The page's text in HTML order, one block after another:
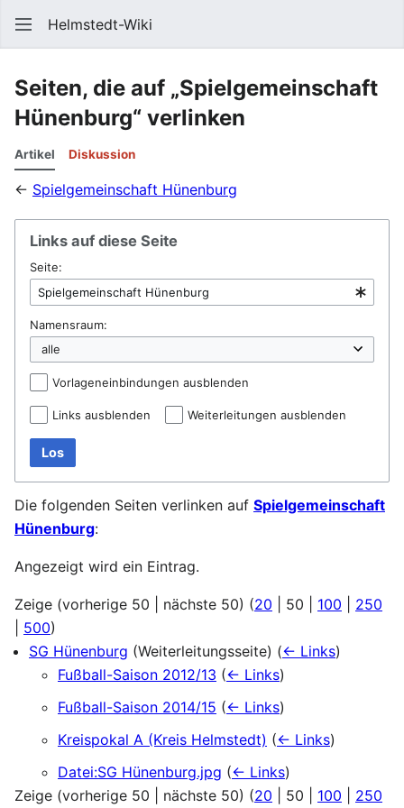
Helmstedt-Wiki
Seiten, die auf „Spielgemeinschaft
Hünenburg“ verlinken
Artikel Diskussion
← Spielgemeinschaft Hünenburg
Links auf diese Seite
Seite:
Namensraum:
Vorlageneinbindungen ausblenden
Links ausblenden Weiterleitungen ausblenden
Los
Die folgenden Seiten verlinken auf Spielgemeinschaft
Hünenburg:
Angezeigt wird ein Eintrag.
Zeige (vorherige 50 nächste 50) (20 50 100
250
500)
SG Hünenburg (Weiterleitungsseite) (← Links)
Fußball-Saison 2012/13 (← Links)
Fußball-Saison 2014/15 (← Links)
Kreispokal A (Kreis Helmstedt) (← Links)
Datei:SG Hünenburg.jpg (← Links)
Zeige (vorherige 50 nächste 50) (20 50 100 250